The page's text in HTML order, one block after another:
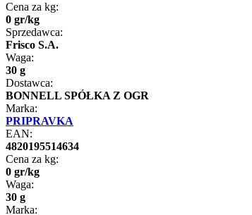
Cena za kg:
0 gr/kg
Sprzedawca:
Frisco S.A.
Waga:
30 g
Dostawca:
BONNELL SPÓŁKA Z OGR
Marka:
PRIPRAVKA
EAN:
4820195514634
Cena za kg:
0 gr/kg
Waga:
30 g
Marka: